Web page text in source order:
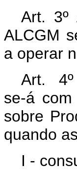
Art. 3º
ALCGM
a operar
Art.
se-á
sobre
quando
I -